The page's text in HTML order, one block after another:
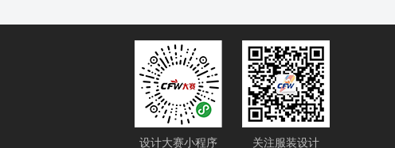
设计大赛小程序 关注服装设计